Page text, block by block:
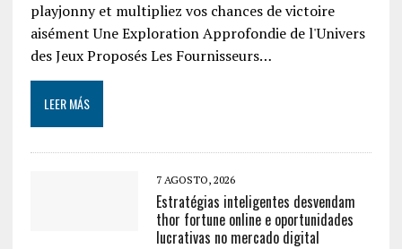
playjonny et multipliez vos chances de victoire
aisément Une Exploration Approfondie de l'Univers
des Jeux Proposés Les Fournisseurs…
LEER MÁS
7 AGOSTO, 2026
Estratégias inteligentes desvendam
thor fortune online e oportunidades
lucrativas no mercado digital